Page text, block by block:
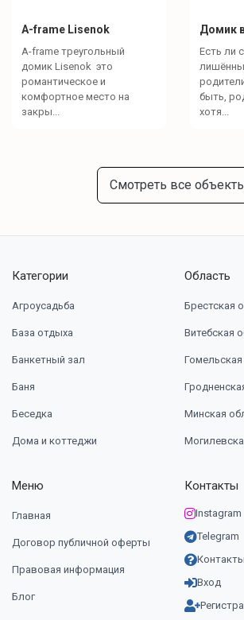
A-frame Lisenok
A-frame треугольный
домик Lisenok это
романтическое и
комфортное место на
закры...
Домик
Есть ли
быть,
хотя...
Смотреть все
Категории
Агроусадьба
База отдыха
Банкетный зал
Баня
Беседка
Дома и коттеджи
Область
Брестская
Витебская
Минская
Меню
Главная
Договор публичной оферты
Правовая информация
Блог
Контакты
Instagram
Telegram
Контакты
Вход